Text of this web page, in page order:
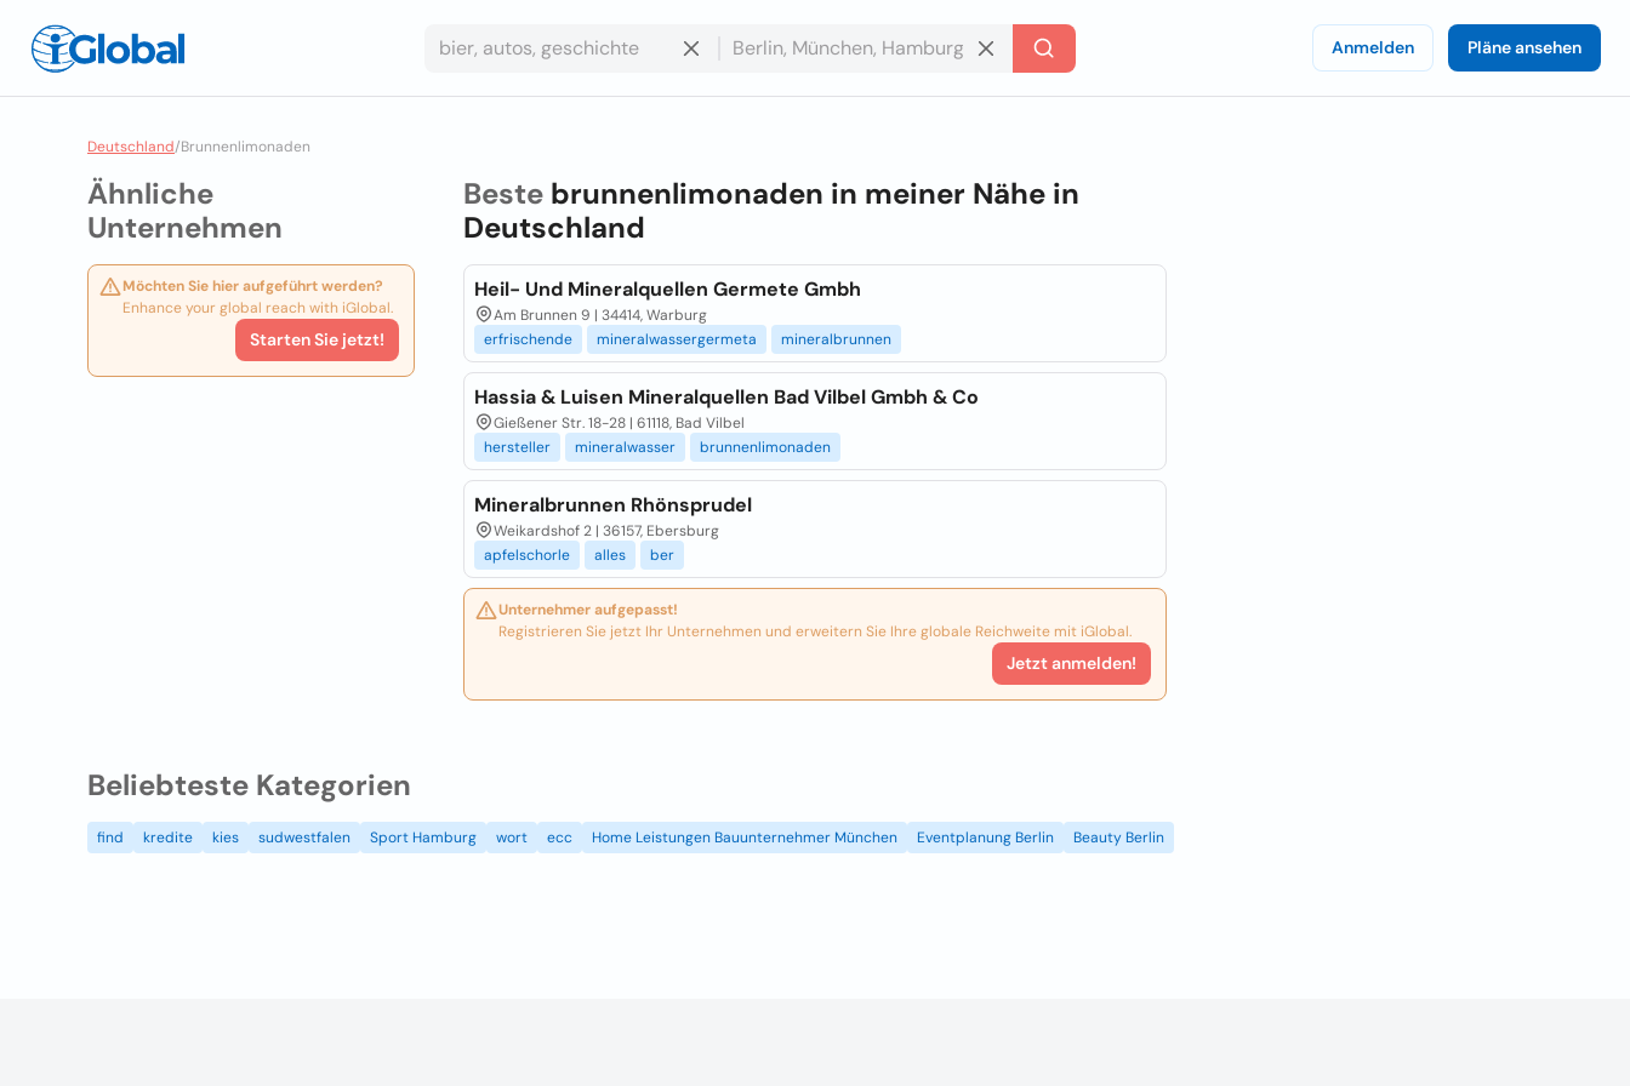
Anmelden Pläne ansehen
Deutschland/Brunnenlimonaden
Ähnliche
Unternehmen
Möchten Sie hier aufgeführt werden?
Enhance your global reach with iGlobal.
Starten Sie jetzt!
Beste brunnenlimonaden in meiner Nähe in
Deutschland
Heil- Und Mineralquellen Germete Gmbh
Am Brunnen 9 | 34414, Warburg
erfrischende
mineralwassergermeta mineralbrunnen
Hassia & Luisen Mineralquellen Bad Vilbel Gmbh & Co
Gießener Str. 18-28 | 61118, Bad Vilbel
hersteller
mineralwasser brunnenlimonaden
Mineralbrunnen Rhönsprudel
Weikardshof 2 | 36157, Ebersburg
apfelschorle
alles ber
Unternehmer aufgepasst!
Registrieren Sie jetzt Ihr Unternehmen und erweitern Sie Ihre globale Reichweite mit iGlobal.
Jetzt anmelden!
Beliebteste Kategorien
find kredite kies sudwestfalen Sport Hamburg wort ecc Home Leistungen Bauunternehmer München Eventplanung Berlin Beauty Berlin